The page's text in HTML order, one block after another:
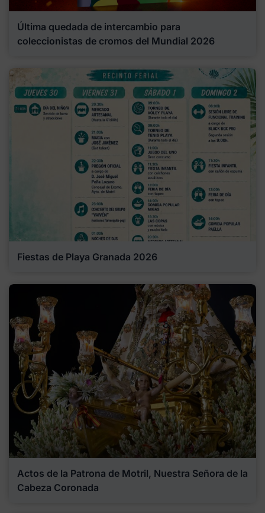
Última quedada de intercambio para
coleccionistas de cromos del Mundial 2026
Fiestas de Playa Granada 2026
Actos de la Patrona de Motril, Nuestra Señora de la
Cabeza Coronada